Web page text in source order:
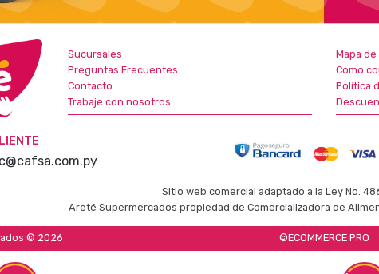
Sucursales
Preguntas Frecuentes
Contacto
Trabaje con nosotros
Mapa
Como
Política
Sitio web comercial adaptado a la Ley No.
Areté Supermercados propiedad de Comercializadora de
© 2026 ©ECOMMERCE PRO